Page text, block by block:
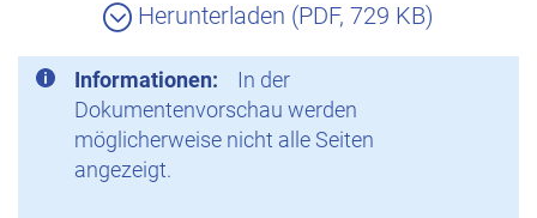
Herunterladen (PDF, 729 KB)
Informationen:
In der
Dokumentenvorschau werden
möglicherweise nicht alle Seiten
angezeigt.